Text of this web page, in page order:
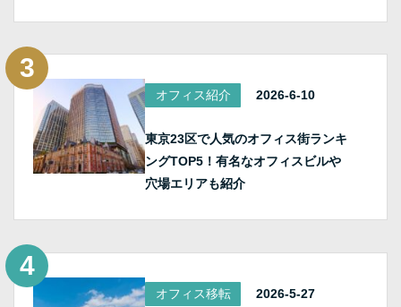
オフィス紹介 2026-6-10
東京23区で人気のオフィス街ランキ
ングTOP5！有名なオフィスビルや
穴場エリアも紹介
オフィス移転 2026-5-27